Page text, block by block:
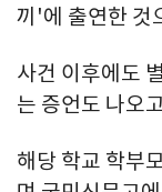
끼'에 출연한 것
사건 이후에도
는 증언도 나오
해당 학교 학부